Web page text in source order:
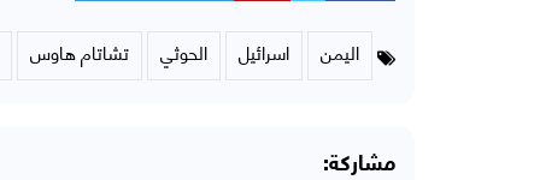
اليمن اسرائيل الحوثي تشاتام هاوس
مشاركة: